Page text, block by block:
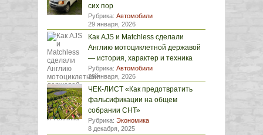
сих пор
Рубрика: Автомобили
29 января, 2026
Как AJS и Matchless сделали
Англию мотоциклетной державой
— история, характер и техника
Рубрика: Автомобили
29 января, 2026
ЧЕК-ЛИСТ «Как предотвратить
фальсификации на общем
собрании СНТ»
Рубрика: Экономика
8 декабря, 2025